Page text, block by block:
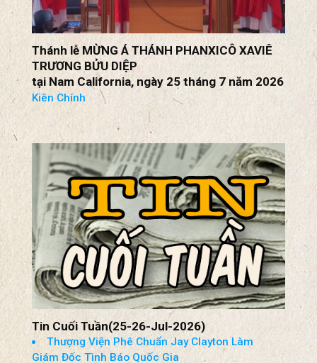
Thánh lễ MỪNG Á THÁNH PHANXICÔ XAVIÊ
TRƯƠNG BỬU DIỆP
tại Nam California, ngày 25 tháng 7 năm 2026
Kiên Chính
Tin Cuối Tuần(25-26-Jul-2026)
Thượng Viện Phê Chuẩn Jay Clayton Làm
Giám Đốc Tình Báo Quốc Gia